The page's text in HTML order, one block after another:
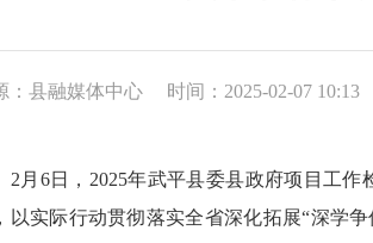
：县融媒体中心 时间：2025-02-07 10:13
6日，2025年武平县委县政府项目工作
以实际行动贯彻落实全省深化拓展“深学